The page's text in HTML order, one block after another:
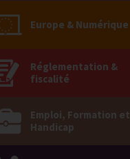
Europe & Numérique
Réglementation &
fiscalité
Emploi, Formation et
Handicap